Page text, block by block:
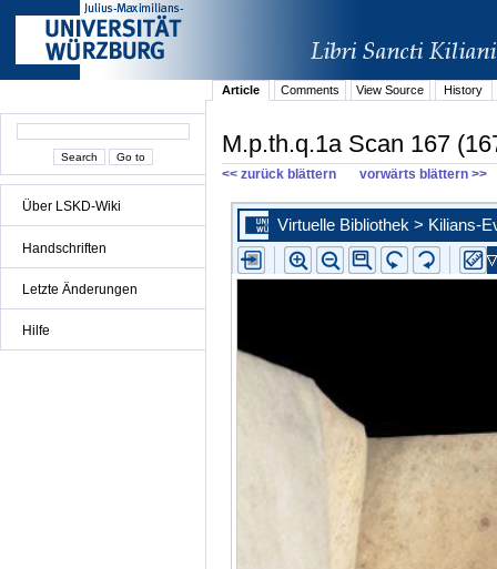
Über LSKD-Wiki
Handschriften
Letzte Änderungen
Hilfe
Article Comments View Source History
M.p.th.q.1a Scan 167
<< zurück blättern vorwärts blättern >>